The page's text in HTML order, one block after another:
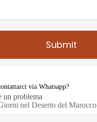
Submit
via Whatsapp?
un problema
nel Deserto del Marocco